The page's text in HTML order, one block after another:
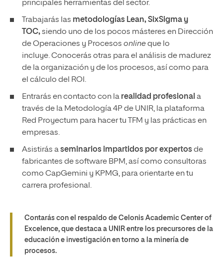
principales herramientas del sector.
Trabajarás las metodologías Lean, SixSigma y
TOC,siendo uno de los pocos másteres en Dirección
de Operaciones y Procesos onlineque lo
incluye. Conocerás otras para el análisis de madurez
de la organización y de los procesos, así como para
el cálculo del ROI.
Entrarás en contacto con la realidad profesional a
través de la Metodología 4P de UNIR, la plataforma
Red Proyectum para hacer tu TFM y las prácticas en
empresas.
Asistirás aseminarios impartidos por expertosde
fabricantes de software BPM, así como consultoras
como CapGemini y KPMG, para orientarte en tu
carrera profesional.
Contarás con el respaldo de Celonis Academic Center of
Excelence, que destaca a UNIR entre los precursores de la
educación e investigación en torno a la minería de
procesos.